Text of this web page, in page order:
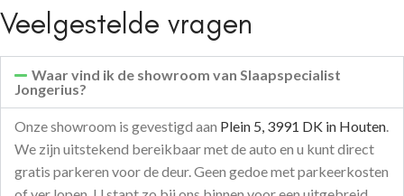
Veelgestelde vragen
Waar vind ik de showroom van Slaapspecialist
Jongerius?
Onze showroom is gevestigd aan Plein 5, 3991 DK in Houten.
We zijn uitstekend bereikbaar met de auto en u kunt direct
gratis parkeren voor de deur. Geen gedoe met parkeerkosten